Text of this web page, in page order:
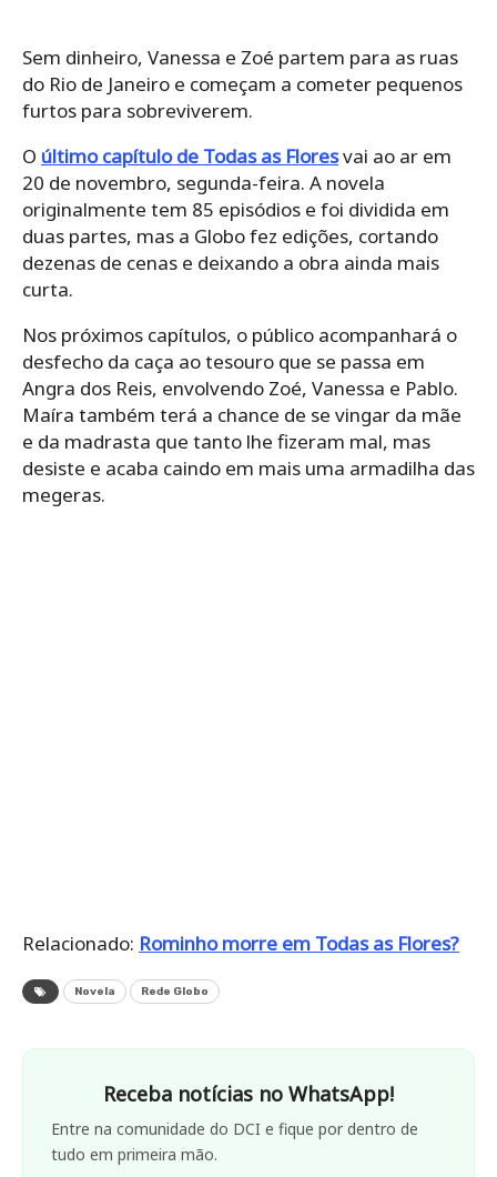
Sem dinheiro, Vanessa e Zoé partem para as ruas
do Rio de Janeiro e começam a cometer pequenos
furtos para sobreviverem.
O último capítulo de Todas as Floresvai ao ar em
20 de novembro, segunda-feira. A novela
originalmente tem 85 episódios e foi dividida em
duas partes, mas a Globo fez edições, cortando
dezenas de cenas e deixando a obra ainda mais
curta.
Nos próximos capítulos, o público acompanhará o
desfecho da caça ao tesouro que se passa em
Angra dos Reis, envolvendo Zoé, Vanessa e Pablo.
Maíra também terá a chance de se vingar da mãe
e da madrasta que tanto lhe fizeram mal, mas
desiste e acaba caindo em mais uma armadilha das
megeras.
Relacionado: Rominho morre em Todas as Flores?
Novela Rede Globo
Receba notícias no WhatsApp!
Entre na comunidade do DCI e fique por dentro de
tudo em primeira mão.